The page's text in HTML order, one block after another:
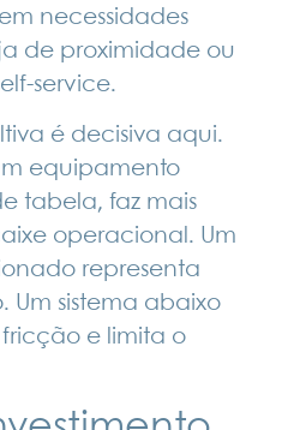
necessidades
de proximidade ou
service.
é decisiva aqui.
equipamento
tabela, faz mais
operacional. Um
representa
sistema abaixo
e limita o